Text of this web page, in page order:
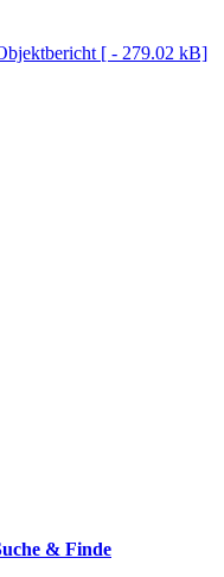
[ - 279.02 kB]
& Finde